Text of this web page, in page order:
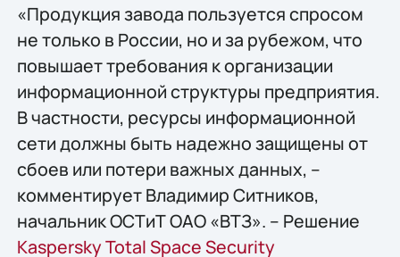
«Продукция завода пользуется спросом
не только в России, но и за рубежом, что
повышает требования к организации
информационной структуры предприятия.
В частности, ресурсы информационной
сети должны быть надежно защищены от
сбоев или потери важных данных, –
комментирует Владимир Ситников,
начальник ОСТиТ ОАО «ВТЗ». – Решение
Kaspersky Total Space Security